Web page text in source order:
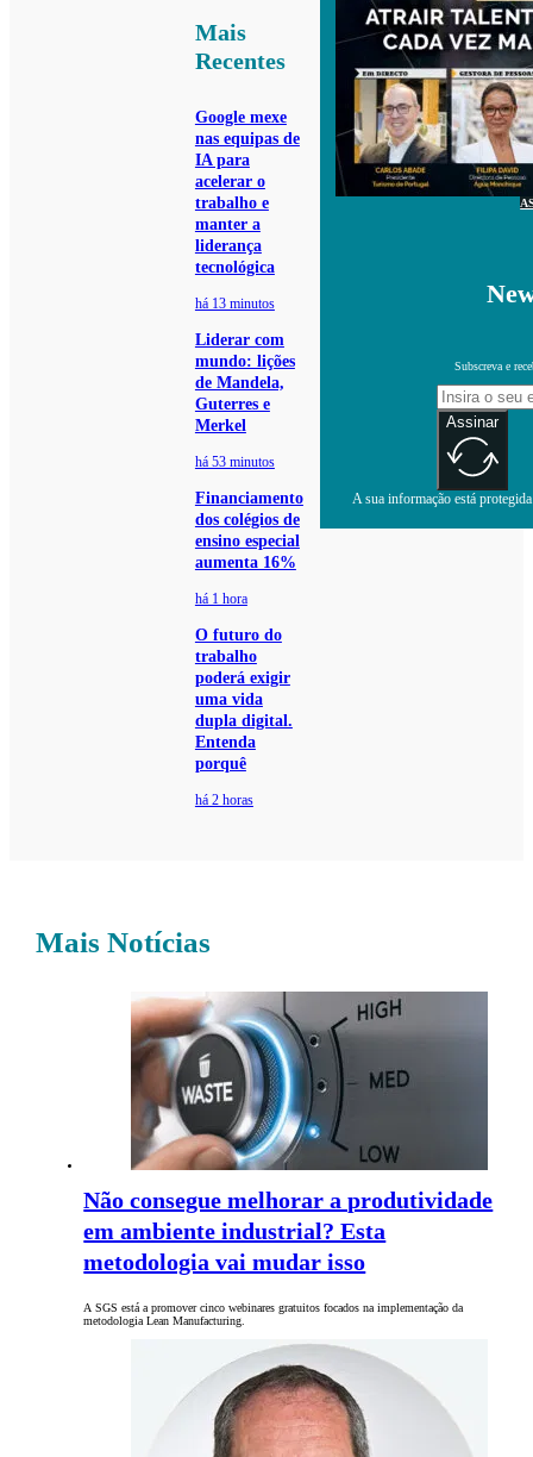
Mais
Recentes
Google mexe
nas equipas de
IA para
acelerar o
trabalho e
manter a
liderança
tecnológica
há 13 minutos
Liderar com
mundo: lições
de Mandela,
Guterres e
Merkel
há 53 minutos
Financiamento
dos colégios de
ensino especial
aumenta 16%
há 1 hora
O futuro do
trabalho
poderá exigir
uma vida
dupla digital.
Entenda
porquê
há 2 horas
Subscreva e
Assinar
A sua informação está
Mais Notícias
Não consegue melhorar a produtividade
em ambiente industrial? Esta
metodologia vai mudar isso
A SGS está a promover cinco webinares gratuitos focados na implementação da
metodologia Lean Manufacturing.